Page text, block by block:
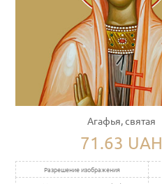
Агафья, святая
71.63 UAH
Разрешение изображения